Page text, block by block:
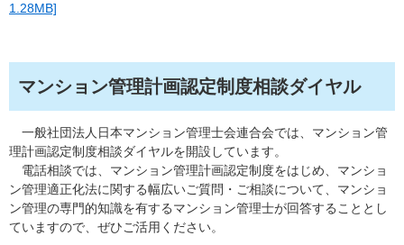
1.28MB]
マンション管理計画認定制度相談ダイヤル
一般社団法人日本マンション管理士会連合会では、マンション管
理計画認定制度相談ダイヤルを開設しています。
電話相談では、マンション管理計画認定制度をはじめ、マンショ
ン管理適正化法に関する幅広いご質問・ご相談について、マンショ
ン管理の専門的知識を有するマンション管理士が回答することとし
ていますので、ぜひご活用ください。